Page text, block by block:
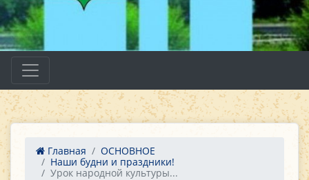
Главная
ОСНОВНОЕ
Наши будни и праздники!
Урок народной культуры...